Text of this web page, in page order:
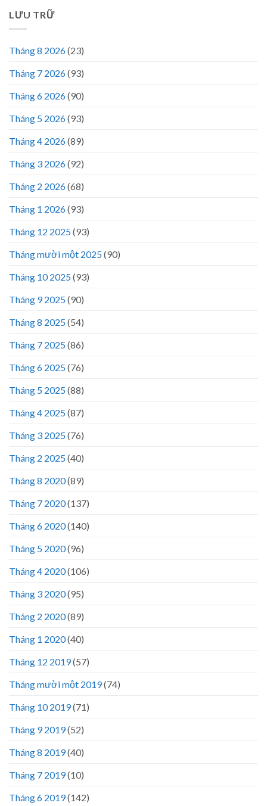
LƯU TRỮ
Tháng 8 2026(23)
Tháng 7 2026(93)
Tháng 6 2026(90)
Tháng 5 2026(93)
Tháng 4 2026(89)
Tháng 3 2026(92)
Tháng 2 2026(68)
Tháng 1 2026(93)
Tháng 12 2025(93)
Tháng mười một 2025(90)
Tháng 10 2025(93)
Tháng 9 2025(90)
Tháng 8 2025(54)
Tháng 7 2025(86)
Tháng 6 2025(76)
Tháng 5 2025(88)
Tháng 4 2025(87)
Tháng 3 2025(76)
Tháng 2 2025(40)
Tháng 8 2020(89)
Tháng 7 2020(137)
Tháng 6 2020(140)
Tháng 5 2020(96)
Tháng 4 2020(106)
Tháng 3 2020(95)
Tháng 2 2020(89)
Tháng 1 2020(40)
Tháng 12 2019(57)
Tháng mười một 2019(74)
Tháng 10 2019(71)
Tháng 9 2019(52)
Tháng 8 2019(40)
Tháng 7 2019(10)
Tháng 6 2019(142)